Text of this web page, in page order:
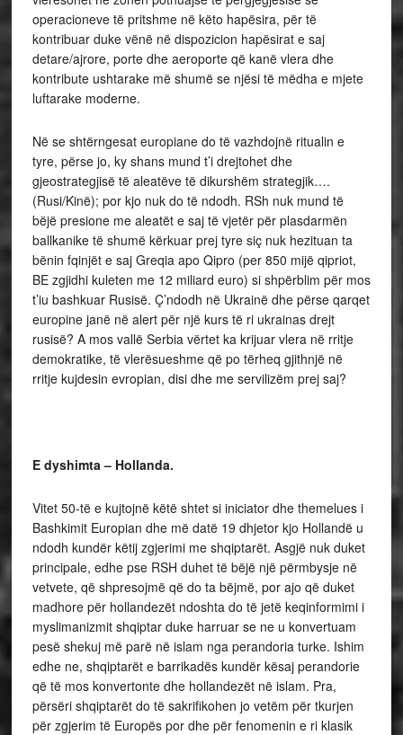
operacioneve të pritshme në këto hapësira, për të
kontribuar duke vënë në dispozicion hapësirat e saj
detare/ajrore, porte dhe aeroporte që kanë vlera dhe
kontribute ushtarake më shumë se njësi të mëdha e mjete
luftarake moderne.
Në se shtërngesat europiane do të vazhdojnë ritualin e
tyre, përse jo, ky shans mund t’i drejtohet dhe
gjeostrategjisë të aleatëve të dikurshëm strategjik….
(Rusi/Kinë); por kjo nuk do të ndodh. RSh nuk mund të
bëjë presione me aleatët e saj të vjetër për plasdarmën
ballkanike të shumë kërkuar prej tyre siç nuk hezituan ta
bënin fqinjët e saj Greqia apo Qipro (per 850 mijë qipriot,
BE zgjidhi kuleten me 12 miliard euro) si shpërblim për mos
t’iu bashkuar Rusisë. Ç’ndodh në Ukrainë dhe përse qarqet
europine janë në alert për një kurs të ri ukrainas drejt
rusisë? A mos vallë Serbia vërtet ka krijuar vlera në rritje
demokratike, të vlerësueshme që po tërheq gjithnjë në
rritje kujdesin evropian, disi dhe me servilizëm prej saj?
E dyshimta – Hollanda.
Vitet 50-të e kujtojnë këtë shtet si iniciator dhe themelues i
Bashkimit Europian dhe më datë 19 dhjetor kjo Hollandë u
ndodh kundër këtij zgjerimi me shqiptarët. Asgjë nuk duket
principale, edhe pse RSH duhet të bëjë një përmbysje në
vetvete, që shpresojmë që do ta bëjmë, por ajo që duket
madhore për hollandezët ndoshta do të jetë keqinformimi i
myslimanizmit shqiptar duke harruar se ne u konvertuam
pesë shekuj më parë në islam nga perandoria turke. Ishim
edhe ne, shqiptarët e barrikadës kundër kësaj perandorie
që të mos konvertonte dhe hollandezët në islam. Pra,
përsëri shqiptarët do të sakrifikohen jo vetëm për tkurjen
për zgjerim të Europës por dhe për fenomenin e ri klasik